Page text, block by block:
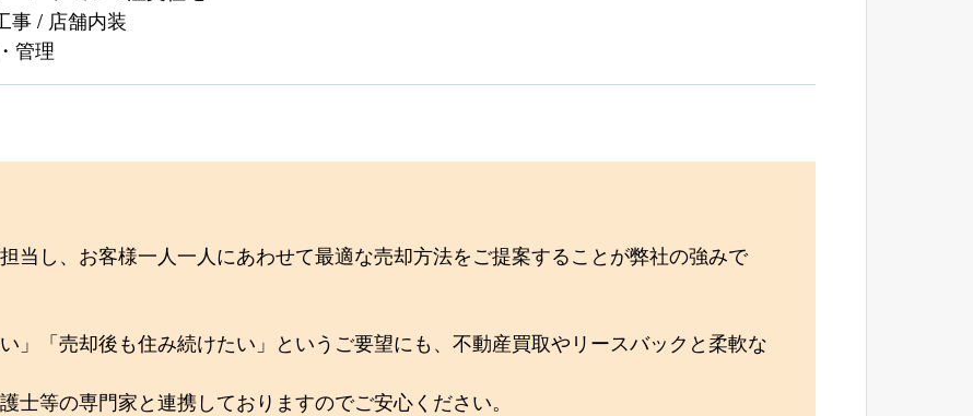
事 / 店舗内装
管理
当し、お客様一人一人にあわせて最適な売却方法をご提案することが弊社の強みで
」「売却後も住み続けたい」というご要望にも、不動産買取やリースバックと柔軟な
士等の専門家と連携しておりますのでご安心ください。